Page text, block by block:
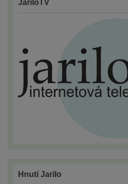
JariloTV
Hnutí Jarilo